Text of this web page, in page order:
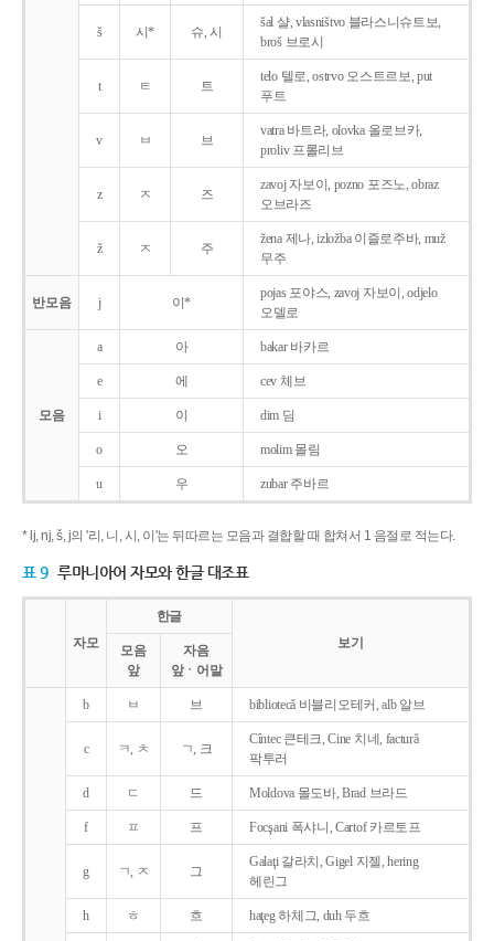
š 시* 슈, 시
šal 샬, vlasništvo 블라스니슈트보,
broš 브로시
t ㅌ 트
telo 텔로, ostrvo 오스트르보, put
푸트
v ㅂ 브
vatra 바트라, olovka 올로브카,
proliv 프롤리브
z ㅈ 즈
zavoj 자보이, pozno 포즈노, obraz
오브라즈
ž ㅈ 주
žena 제나, izložba 이즐로주바, muž
무주
반모음 j 이*
pojas 포야스, zavoj 자보이, odjelo
오델로
모음
a 아 bakar 바카르
e 에 cev 체브
i 이 dim 딤
o 오 molim 몰림
u 우 zubar 주바르
* lj, nj, š, j의 '리, 니, 시, 이'는 뒤따르는 모음과 결합할 때 합쳐서 1 음절로 적는다.
표 9 루마니아어 자모와 한글 대조표
자모
한글
보기
모음
앞
자음
앞ㆍ어말
b ㅂ 브 bibliotecǎ 비블리오테커, alb 알브
c ㅋ, ㅊ ㄱ, 크
Cîntec 큰테크, Cine 치네, facturǎ
팍투러
d ㄷ 드 Moldova 몰도바, Brad 브라드
f ㅍ 프 Focşani 폭샤니, Cartof 카르토프
g ㄱ, ㅈ 그
Galaţi 갈라치, Gigel 지젤, hering
헤린그
h ㅎ 흐 haţeg 하체그, duh 두흐